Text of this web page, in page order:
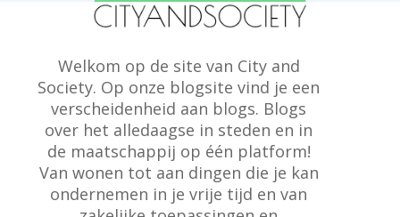
Welkom op de site van City and
Society. Op onze blogsite vind je een
verscheidenheid aan blogs. Blogs
over het alledaagse in steden en in
de maatschappij op één platform!
Van wonen tot aan dingen die je kan
ondernemen in je vrije tijd en van